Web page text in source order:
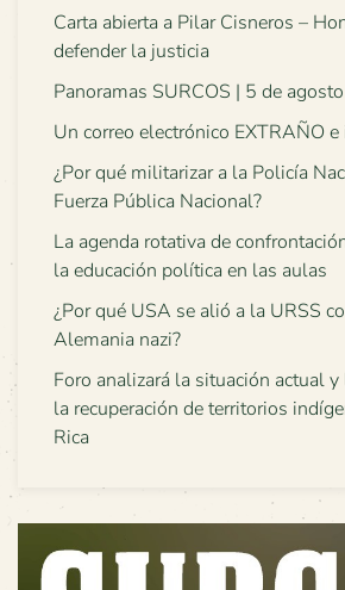
Carta abierta a Pilar Cisneros –
defender la justicia
Panoramas SURCOS | 5 de
Un correo electrónico EXTRAÑO e
¿Por qué militarizar a la Policía
Fuerza Pública Nacional?
La agenda rotativa de
la educación política en las aulas
¿Por qué USA se alió a la URSS
Alemania nazi?
Foro analizará la situación actual
la recuperación de territorios
Rica